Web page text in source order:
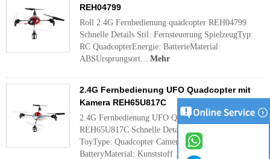
REH04799
Roll 2.4G Fernbedienung quadcopter REH04799
Schnelle Details Stil: Fernsteuerung SpielzeugTyp:
RC QuadcopterEnergie: BatterieMaterial:
ABSUrsprungsort... Mehr
2.4G Fernbedienung UFO Quadcopter mit
Kamera REH65U817C
2.4G Fernbedienung UFO Quadcopter mit Kamera
REH65U817C Schnelle Details Stil: Fernsteuerung
ToyType: Quadcopter CameraPower:
BatteryMaterial: Kunststoff ...
Mehr